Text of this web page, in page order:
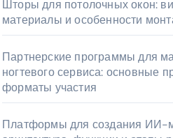
Шторы для потолочных окон:
материалы и особенности
Партнерские программы для
ногтевого сервиса: основные
форматы участия
Платформы для создания ИИ-